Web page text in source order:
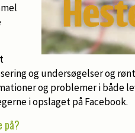
og undersøgelser og
og problemer i både
i opslaget på Facebook.
på?